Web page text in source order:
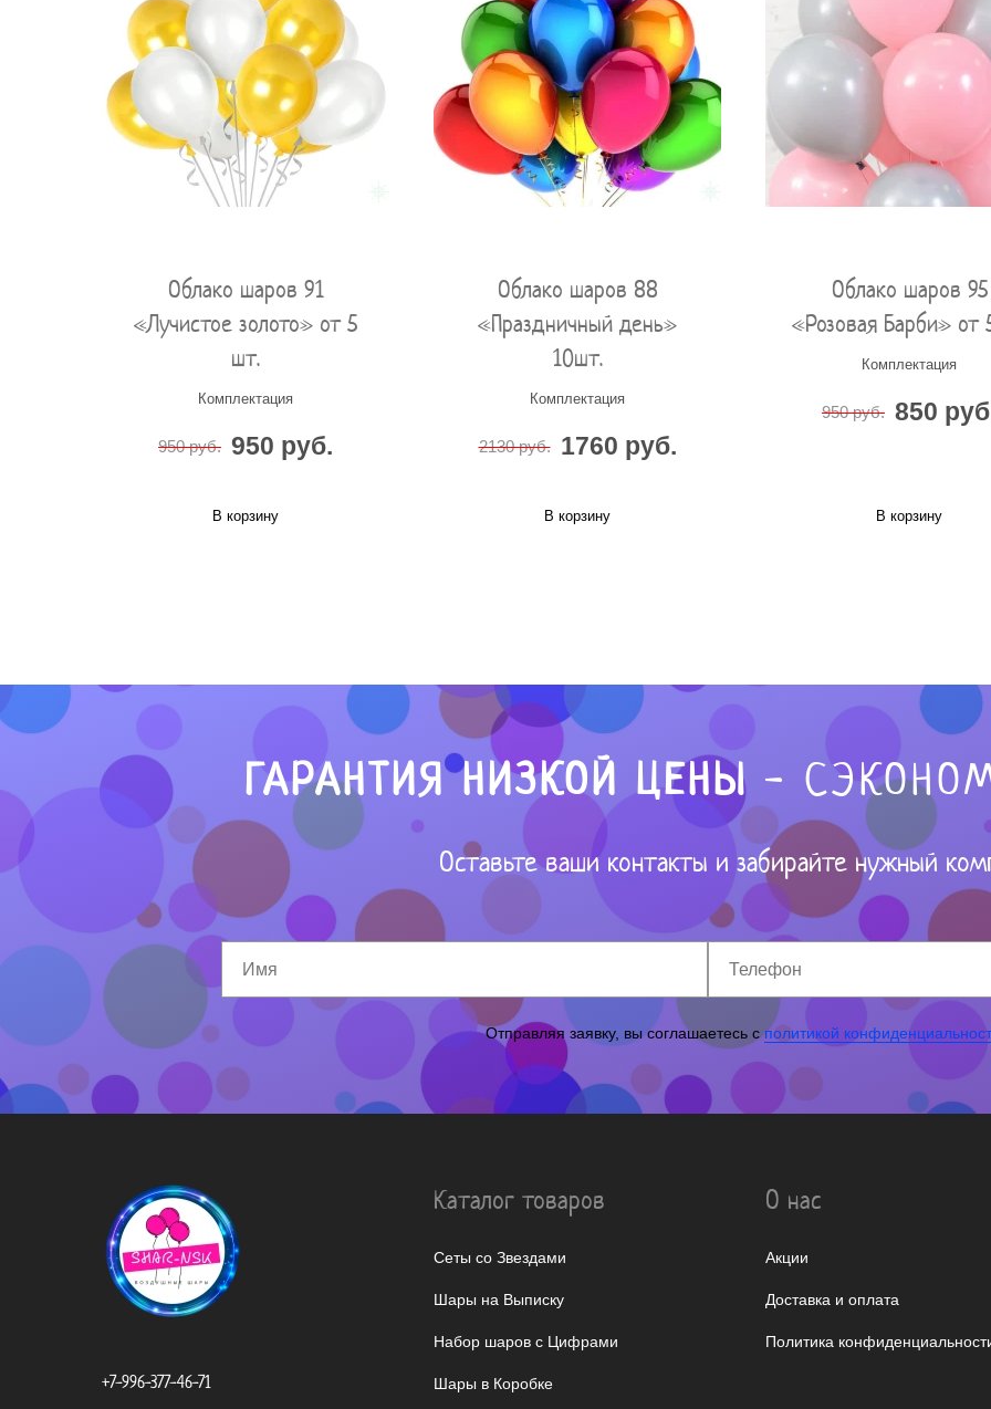
Облако шаров 91
«Лучистое золото» от 5
шт.
Комплектация
950 руб. 950 руб.
В корзину
Облако шаров 88
«Праздничный день»
10шт.
Комплектация
2130 руб. 1760 руб.
В корзину
Облако шаров 95
«Розовая Барби» от
Комплектация
950 руб. 850
В корзину
ГАРАНТИЯ НИЗКОЙ ЦЕНЫ -
Оставьте ваши контакты и забирайте нужный
Отправляя заявку, вы соглашаетесь сполитикой
+7-996-377-46-71
Каталог товаров
Сеты со Звездами
Шары на Выписку
Набор шаров с Цифрами
Шары в Коробке
О нас
Акции
Доставка и оплата
Политика